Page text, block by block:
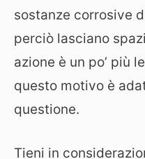
sostanze corrosive
perciò lasciano
azione è un po’ più
questo motivo è
questione.
Tieni in